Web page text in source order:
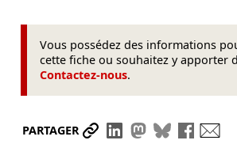
Vous possédez des informations
cette fiche ou souhaitez y apporter
Contactez-nous.
PARTAGER Partager le lien
Partager sur
Partager sur
Partager